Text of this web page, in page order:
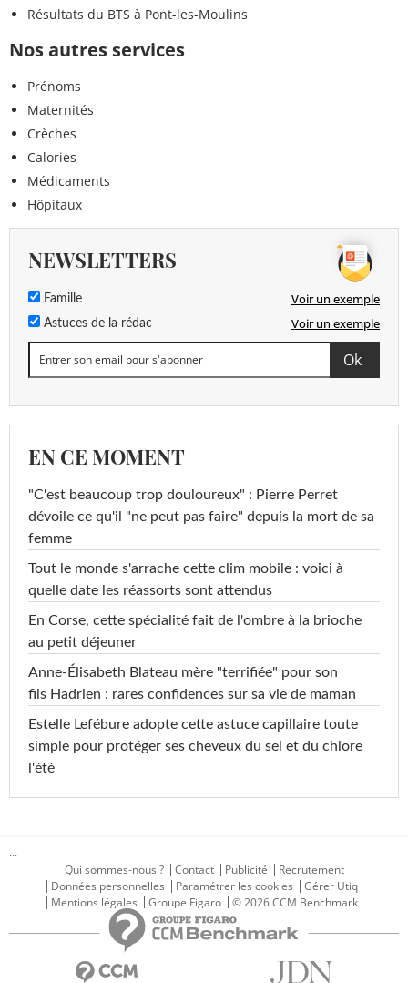
Résultats du BTS à Pont-les-Moulins
Nos autres services
Prénoms
Maternités
Crèches
Calories
Médicaments
Hôpitaux
NEWSLETTERS
Famille Voir un exemple
Astuces de la rédac Voir un exemple
EN CE MOMENT
"C'est beaucoup trop douloureux" : Pierre Perret
dévoile ce qu'il "ne peut pas faire" depuis la mort de sa
femme
Tout le monde s'arrache cette clim mobile : voici à
quelle date les réassorts sont attendus
En Corse, cette spécialité fait de l'ombre à la brioche
au petit déjeuner
Anne-Élisabeth Blateau mère "terrifiée" pour son
fils Hadrien : rares confidences sur sa vie de maman
Estelle Lefébure adopte cette astuce capillaire toute
simple pour protéger ses cheveux du sel et du chlore
l'été
...
Qui sommes-nous ?
Contact Publicité
Recrutement
Données personnelles
Paramétrer les cookies
Gérer Utiq
Mentions légales
Groupe Figaro © 2026 CCM Benchmark